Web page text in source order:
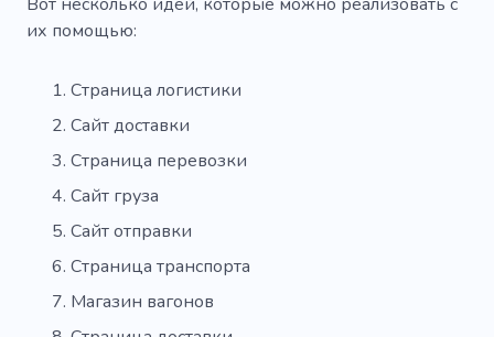
их помощью:
Страница логистики
Сайт доставки
Страница перевозки
Сайт груза
Сайт отправки
Страница транспорта
Магазин вагонов